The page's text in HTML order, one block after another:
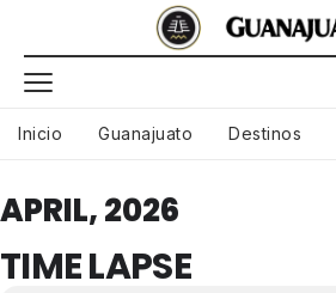
Inicio Guanajuato Destinos
APRIL, 2026
TIME LAPSE